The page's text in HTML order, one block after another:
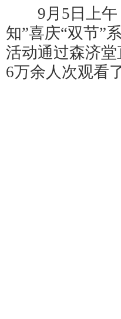
9月5日上午
知”喜庆“双节”
活动通过森济
6万余人次观看